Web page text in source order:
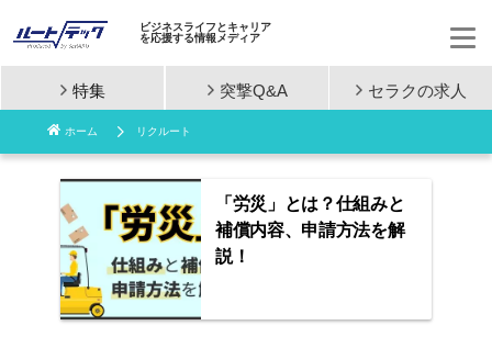
コ
ン
ビジネスライフとキャリア
を応援する情報メディア
特集 突撃Q&A セラクの求人
ホーム リクルート
「労災」とは？仕組みと
補償内容、申請方法を解
説！